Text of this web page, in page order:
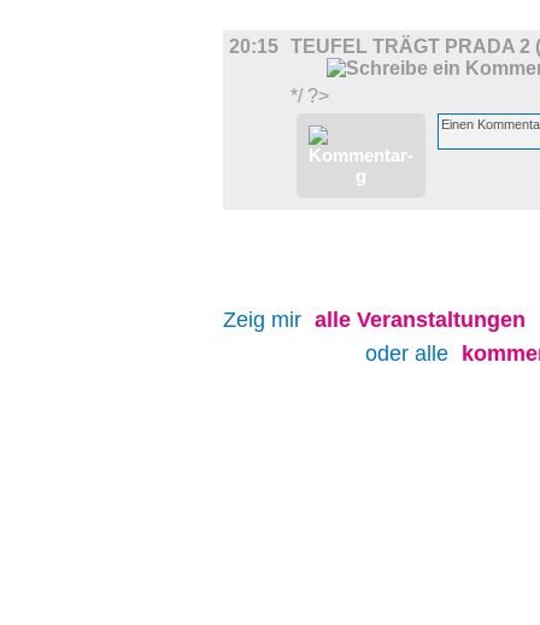
20:15 TEUFEL TRÄGT PRADA 2
*/ ?>
Zeig mir alle Veranstaltungen
oder alle